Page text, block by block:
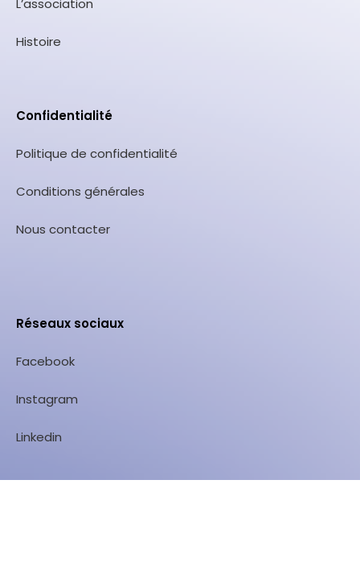
L’association
Histoire
Confidentialité
Politique de confidentialité
Conditions générales
Nous contacter
Réseaux sociaux
Facebook
Instagram
Linkedin